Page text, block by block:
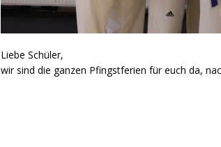
Liebe Schüler,
wir sind die ganzen Pfingstferien für euch da,